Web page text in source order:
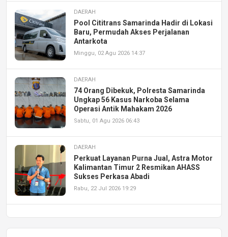
DAERAH
Pool Cititrans Samarinda Hadir di Lokasi
Baru, Permudah Akses Perjalanan
Antarkota
Minggu, 02 Agu 2026 14:37
DAERAH
74 Orang Dibekuk, Polresta Samarinda
Ungkap 56 Kasus Narkoba Selama
Operasi Antik Mahakam 2026
Sabtu, 01 Agu 2026 06:43
DAERAH
Perkuat Layanan Purna Jual, Astra Motor
Kalimantan Timur 2 Resmikan AHASS
Sukses Perkasa Abadi
Rabu, 22 Jul 2026 19:29